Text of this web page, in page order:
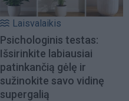
Laisvalaikis
Psichologinis testas:
Išsirinkite labiausiai
patinkančią gėlę ir
sužinokite savo vidinę
supergalią